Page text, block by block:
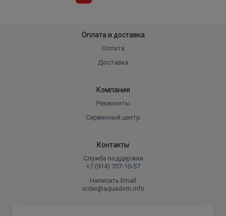
Оплата и доставка
Оплата
Доставка
Компания
Реквизиты
Сервисный центр
Контакты
Служба поддержки
+7 (914) 707‑10‑57
Написать Email
order@aquadom.info